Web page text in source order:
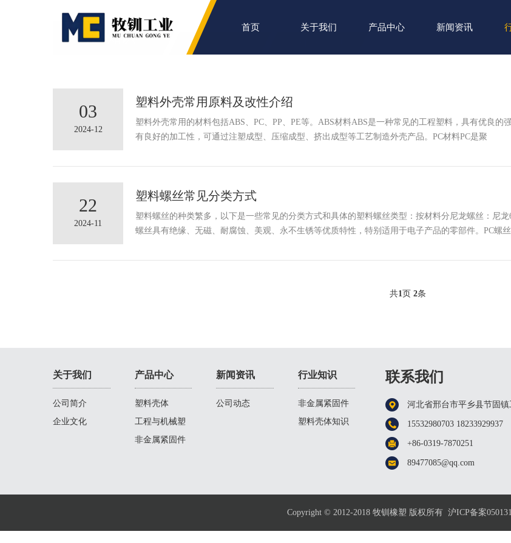
首页 关于我们 产品中心 新闻资讯
行业知识 非金属紧固件
03
2024-12
塑料外壳常用原料及改性介绍
塑料外壳常用的材料包括ABS、PC、PP、PE等。‌ABS材料ABS是一种常见的工程塑料，具有优良
有良好的加工性，可通过注塑成型、压缩成型、挤出成型等工艺制造外壳产品‌。PC材料PC是聚
22
2024-11
塑料螺丝常见分类方式
塑料螺丝的种类繁多，以下是一些常见的分类方式和具体的塑料螺丝类型：按材料分尼龙螺丝：尼
螺丝具有绝缘、无磁、耐腐蚀、美观、永不生锈等优质特性，特别适用于电子产品的零部件。PC螺
共1页 2条
关于我们
公司简介
企业文化
产品中心
塑料壳体
工程与机械塑
料制品
非金属紧固件
新闻资讯
公司动态
行业知识
非金属紧固件
知识
塑料壳体知识
联系我们
河北省邢台市平乡县节固镇
15532980703 18233929937
+86-0319-7870251
89477085@qq.com
Copyright © 2012-2018 牧钏橡塑 版权所有 沪ICP备案